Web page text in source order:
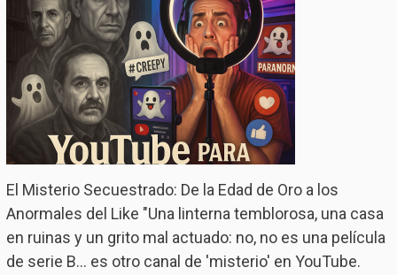
El Misterio Secuestrado: De la Edad de Oro a los
Anormales del Like "Una linterna temblorosa, una casa
en ruinas y un grito mal actuado: no, no es una película
de serie B... es otro canal de 'misterio' en YouTube.